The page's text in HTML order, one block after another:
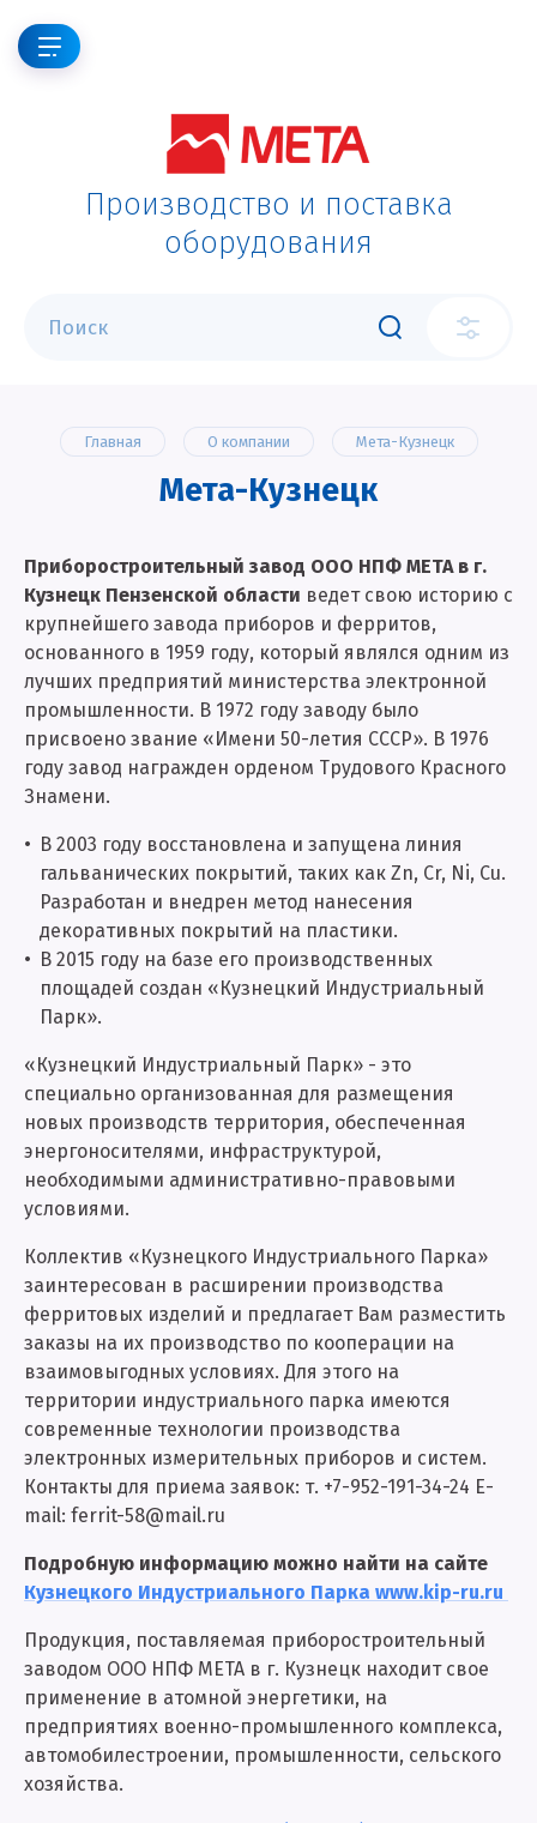
Производство и поставка
оборудования
Главная О компании Мета-Кузнецк
Мета-Кузнецк
Приборостроительный завод ООО НПФ МЕТА в г.
Кузнецк Пензенской области ведет свою историю с
крупнейшего завода приборов и ферритов,
основанного в 1959 году, который являлся одним из
лучших предприятий министерства электронной
промышленности. В 1972 году заводу было
присвоено звание «Имени 50-летия СССР». В 1976
году завод награжден орденом Трудового Красного
Знамени.
В 2003 году восстановлена и запущена линия
гальванических покрытий, таких как Zn, Cr, Ni, Cu.
Разработан и внедрен метод нанесения
декоративных покрытий на пластики.
В 2015 году на базе его производственных
площадей создан «Кузнецкий Индустриальный
Парк».
«Кузнецкий Индустриальный Парк» - это
специально организованная для размещения
новых производств территория, обеспеченная
энергоносителями, инфраструктурой,
необходимыми административно-правовыми
условиями.
Коллектив «Кузнецкого Индустриального Парка»
заинтересован в расширении производства
ферритовых изделий и предлагает Вам разместить
заказы на их производство по кооперации на
взаимовыгодных условиях. Для этого на
территории индустриального парка имеются
современные технологии производства
электронных измерительных приборов и систем.
Контакты для приема заявок: т. +7-952-191-34-24 E-
mail: ferrit-58@mail.ru
Подробную информацию можно найти на сайте
Кузнецкого Индустриального Парка www.kip-ru.ru
Продукция, поставляемая приборостроительный
заводом ООО НПФ МЕТА в г. Кузнецк находит свое
применение в атомной энергетики, на
предприятиях военно-промышленного комплекса,
автомобилестроении, промышленности, сельского
хозяйства.